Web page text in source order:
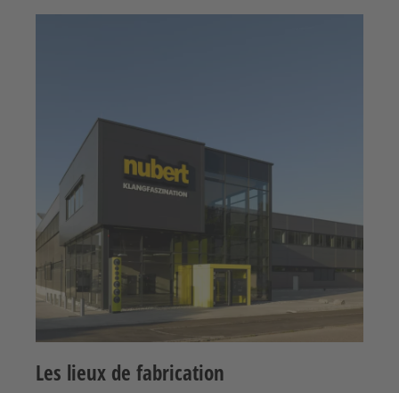
Les lieux de fabrication